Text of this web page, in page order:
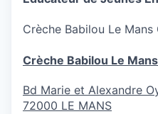
Crèche Babilou Le Mans
Crèche Babilou Le
Bd Marie et Alexandre
72000 LE MANS